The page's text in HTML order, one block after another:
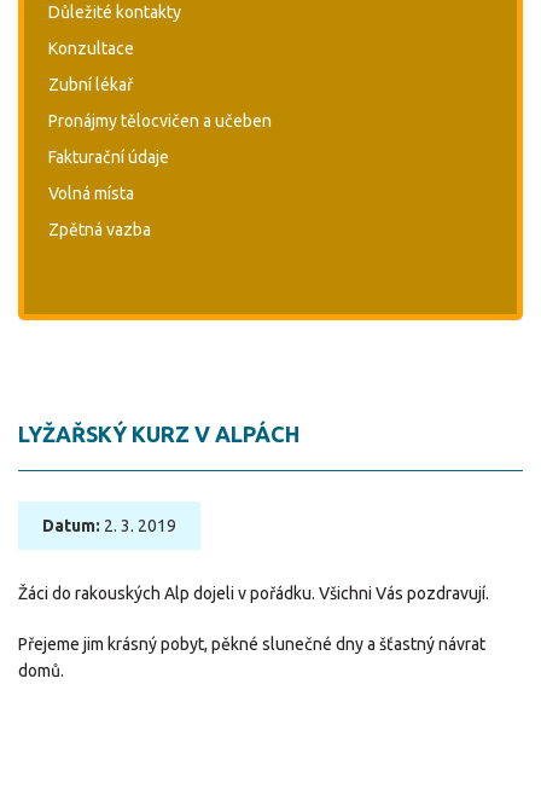
Důležité kontakty
Konzultace
Zubní lékař
Pronájmy tělocvičen a učeben
Fakturační údaje
Volná místa
Zpětná vazba
LYŽAŘSKÝ KURZ V ALPÁCH
Datum: 2. 3. 2019
Žáci do rakouských Alp dojeli v pořádku. Všichni Vás pozdravují.
Přejeme jim krásný pobyt, pěkné slunečné dny a šťastný návrat
domů.